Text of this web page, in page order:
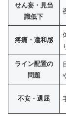
せん妄・見当
識低下
疼痛・違和感
ライン配置の
問題
不安・退屈